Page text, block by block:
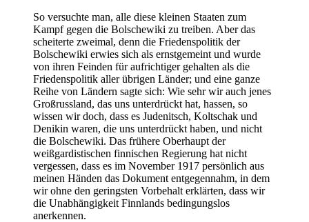
So versuchte man, alle diese kleinen Staaten zum
Kampf gegen die Bolschewiki zu treiben. Aber das
scheiterte zweimal, denn die Friedenspolitik der
Bolschewiki erwies sich als ernstgemeint und wurde
von ihren Feinden für aufrichtiger gehalten als die
Friedenspolitik aller übrigen Länder; und eine ganze
Reihe von Ländern sagte sich: Wie sehr wir auch jenes
Großrussland, das uns unterdrückt hat, hassen, so
wissen wir doch, dass es Judenitsch, Koltschak und
Denikin waren, die uns unterdrückt haben, und nicht
die Bolschewiki. Das frühere Oberhaupt der
weißgardistischen finnischen Regierung hat nicht
vergessen, dass es im November 1917 persönlich aus
meinen Händen das Dokument entgegennahm, in dem
wir ohne den geringsten Vorbehalt erklärten, dass wir
die Unabhängigkeit Finnlands bedingungslos
anerkennen.